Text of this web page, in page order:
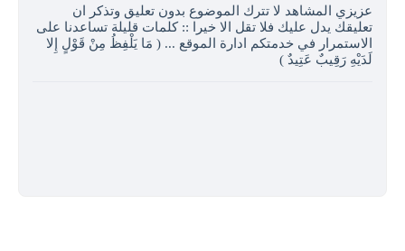
عزيزي المشاهد لا تترك الموضوع بدون تعليق وتذكر ان
تعليقك يدل عليك فلا تقل الا خيرا :: كلمات قليلة تساعدنا على
الاستمرار في خدمتكم ادارة الموقع ... ( مَا يَلْفِظُ مِنْ قَوْلٍ إِلا
لَدَيْهِ رَقِيبٌ عَتِيدٌ )